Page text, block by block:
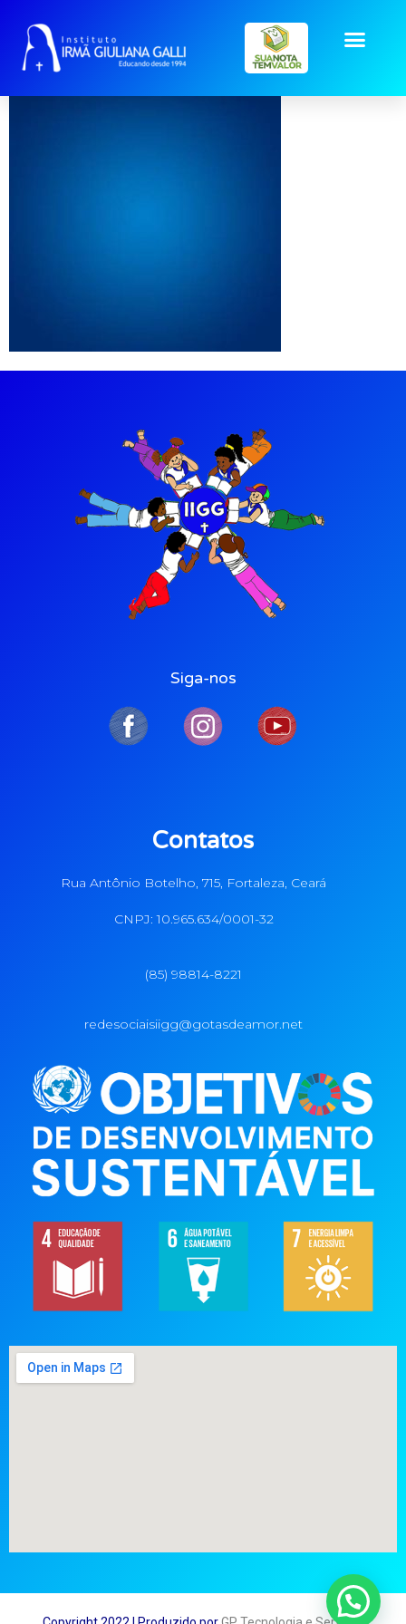
mockup-azul
Siga-nos
Contatos
Rua Antônio Botelho, 715, Fortaleza, Ceará
CNPJ: 10.965.634/0001-32
(85) 98814-8221
redesociaisiigg@gotasdeamor.net